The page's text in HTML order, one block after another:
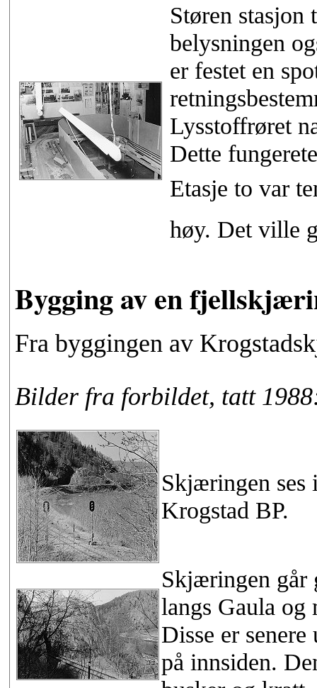
Støren stasjon
belysningen
er festet en
Lysstoffrøret
Dette
Etasje to var
høy. Det ville
Bygging av en
Fra byggingen av
Bilder fra forbildet, tatt
Skjæringen ses
Krogstad BP.
Skjæringen går
langs Gaula og
Disse er
på innsiden.